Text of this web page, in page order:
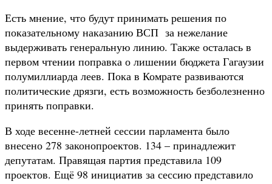
Есть мнение, что будут принимать решения по
показательному наказанию ВСП за нежелание
выдерживать генеральную линию. Также осталась в
первом чтении поправка о лишении бюджета Гагаузии
полумиллиарда леев. Пока в Комрате развиваются
политические дрязги, есть возможность безболезненно
принять поправки.
В ходе весенне-летней сессии парламента было
внесено 278 законопроектов. 134 – принадлежит
депутатам. Правящая партия представила 109
проектов. Ещё 98 инициатив за сессию представило